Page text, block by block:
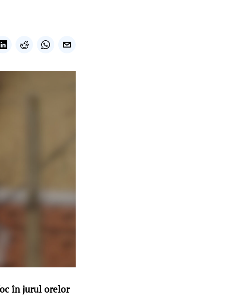
în jurul orelor